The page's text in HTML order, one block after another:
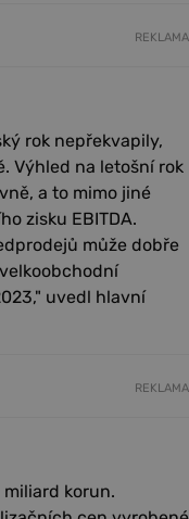
REKLAMA
rok nepřekvapily,
Výhled na letošní rok
a to mimo jiné
zisku EBITDA.
může dobře
uvedl hlavní
REKLAMA
miliard korun.